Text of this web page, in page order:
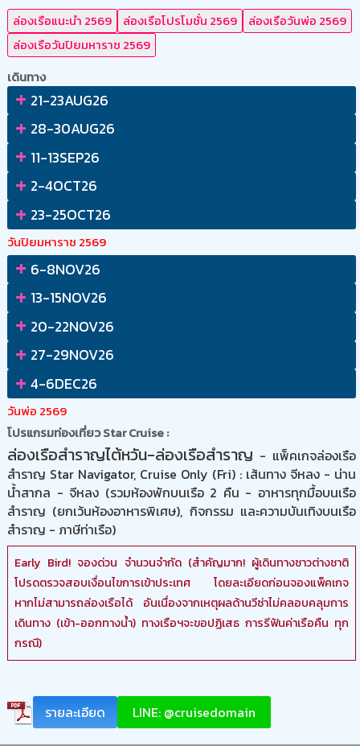
ล่องเรือแนะนำ 2569 ล่องเรือโปรโมชั่น 2569
ล่องเรือวันพ่อ 2569
ล่องเรือวันปิยมหาราช 2569
เดินทาง
+ 21-23AUG26
+ 28-30AUG26
+ 11-13SEP26
+ 2-4OCT26
+ 23-25OCT26
วันปิยมหาราช 2569
+ 6-8NOV26
+ 13-15NOV26
+ 20-22NOV26
+ 27-29NOV26
+ 4-6DEC26
วันพ่อ 2569
โปรแกรมท่องเที่ยว Star Cruise :
ล่องเรือสำราญไต้หวัน-ล่องเรือสำราญ - แพ็คเกจล่องเรือ
สำราญ Star Navigator, Cruise Only (Fri) : เส้นทาง จีหลง - น่าน
น้ำสากล - จีหลง (รวมห้องพักบนเรือ 2 คืน - อาหารทุกมื้อบนเรือ
สำราญ (ยกเว้นห้องอาหารพิเศษ), กิจกรรม และความบันเทิงบนเรือ
สำราญ - ภาษีท่าเรือ)
Early Bird! จองด่วน จำนวนจำกัด (สำคัญมาก! ผู้เดินทางชาวต่างชาติ
โปรดตรวจสอบเงื่อนไขการเข้าประเทศ โดยละเอียดก่อนจองแพ็คเกจ
หากไม่สามารถล่องเรือได้ อันเนื่องจากเหตุผลด้านวีซ่าไม่คลอบคลุมการ
เดินทาง (เข้า-ออกทางน้ำ) ทางเรือฯจะขอปฏิเสธ การรีฟันค่าเรือคืน ทุก
กรณี)
รายละเอียด LINE: @cruisedomain